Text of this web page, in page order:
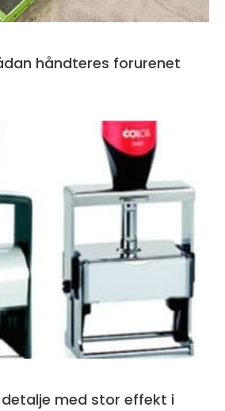
håndteres forurenet